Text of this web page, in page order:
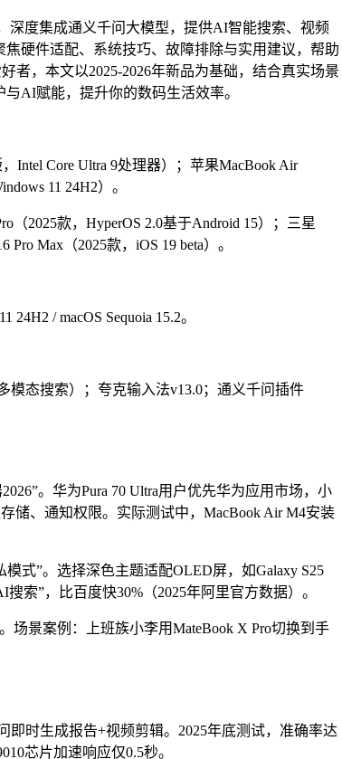
深度集成通义千问大模型，提供AI智能搜索、视频
硬件适配、系统技巧、故障排除与实用建议，帮助
者，本文以2025-2026年新品为基础，结合真实场景
AI赋能，提升你的数码生活效率。
Intel Core Ultra 9处理器）；苹果MacBook Air
11 24H2）。
（2025款，HyperOS 2.0基于Android 15）；三星
Pro Max（2025款，iOS 19 beta）。
24H2 / macOS Sequoia 15.2。
模态搜索）；夸克输入法v13.0；通义千问插件
。华为Pura 70 Ultra用户优先华为应用市场，小
储、通知权限。实际测试中，MacBook Air M4安装
式”。选择深色主题适配OLED屏，如Galaxy S25
索”，比百度快30%（2025年阿里官方数据）。
景案例：上班族小李用MateBook X Pro切换到手
即时生成报告+视频剪辑。2025年底测试，准确率达
芯片加速响应仅0.5秒。